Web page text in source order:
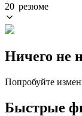
20 резюме
Ничего не
Попробуйте
Быстрые